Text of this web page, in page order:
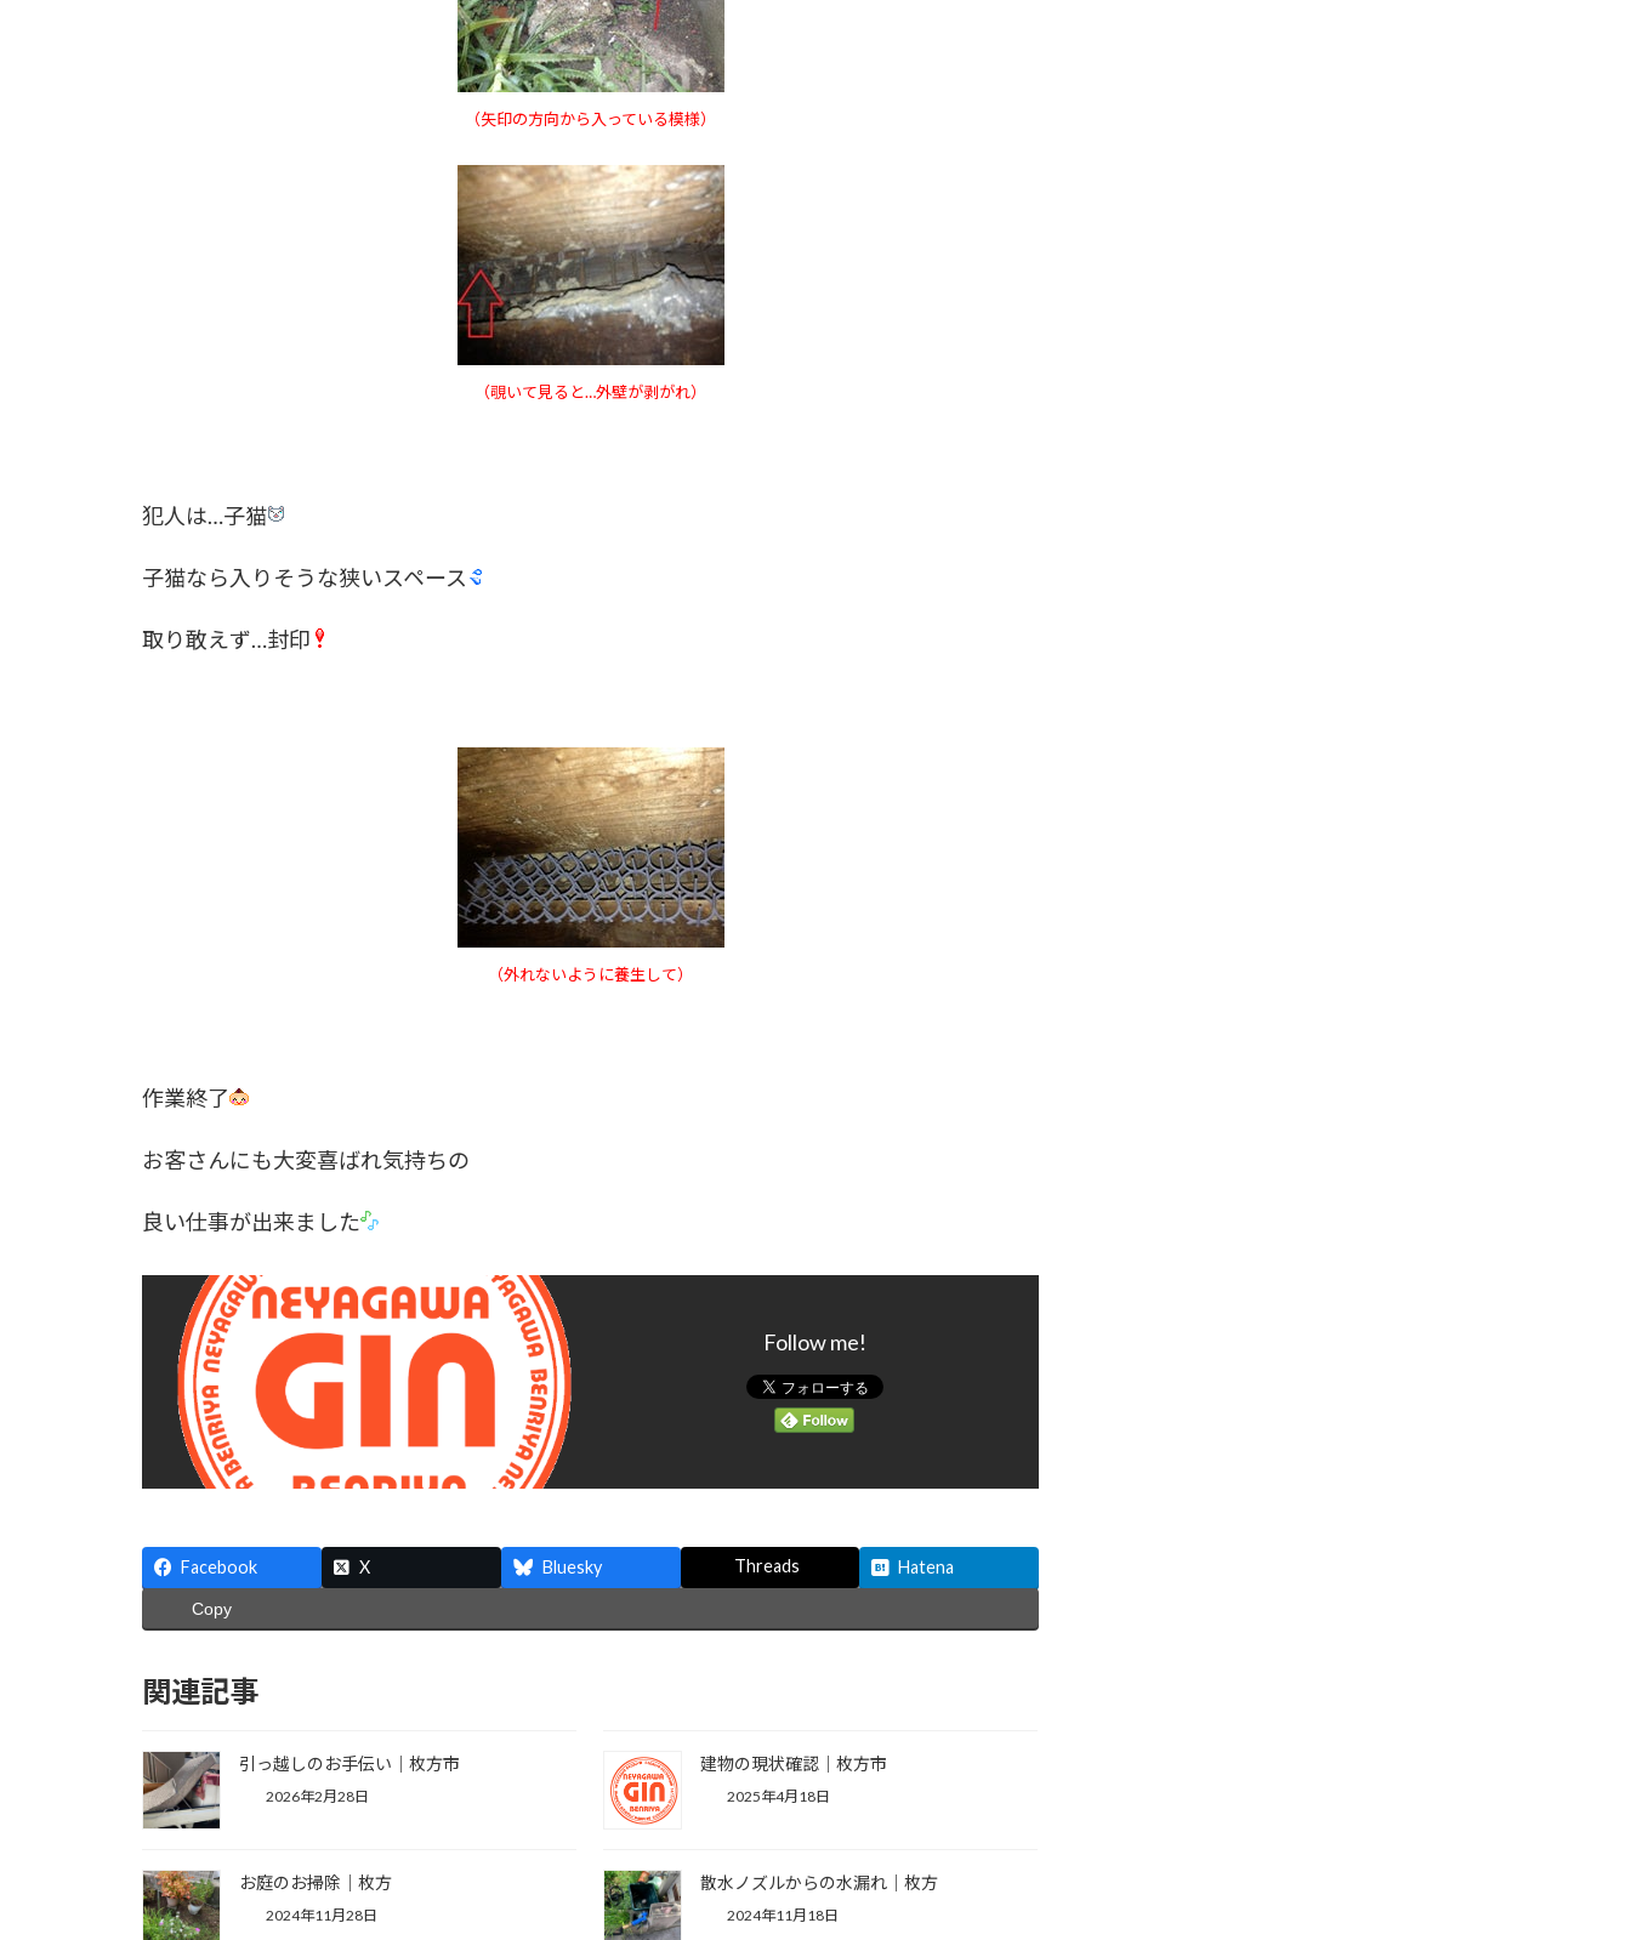
（矢印の方向から入っている模様）
（覗いて見ると…外壁が剥がれ）
犯人は…子猫
子猫なら入りそうな狭いスペース
取り敢えず…封印
（外れないように養生して）
作業終了
お客さんにも大変喜ばれ気持ちの
良い仕事が出来ました
Follow me!
Facebook X Bluesky Threads Hatena
Copy
関連記事
引っ越しのお手伝い｜枚方市
2026年2月28日
建物の現状確認｜枚方市
2025年4月18日
お庭のお掃除｜枚方
2024年11月28日
散水ノズルからの水漏れ｜枚方
2024年11月18日